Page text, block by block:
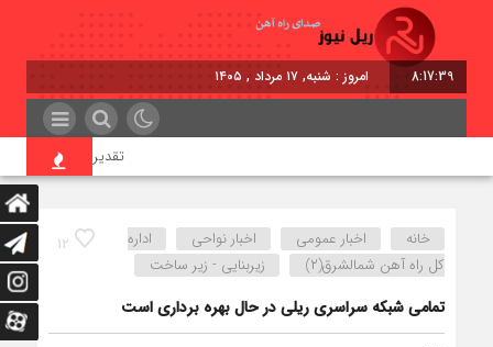
8:17:39 امروز : شنبه, ۱۷ مرداد , ۱۴۰۵
تقدیر معاون اول
12 خانه اخبار عمومی اخبار نواحی
اداره
كل راه آهن شمالشرق(۲)
زیربنایی - زیر ساخت
تمامی شبکه سراسری ریلی در حال بهره برداری است